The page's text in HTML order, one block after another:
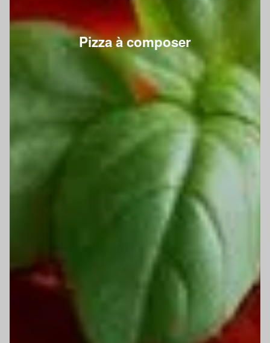
Pizza à composer